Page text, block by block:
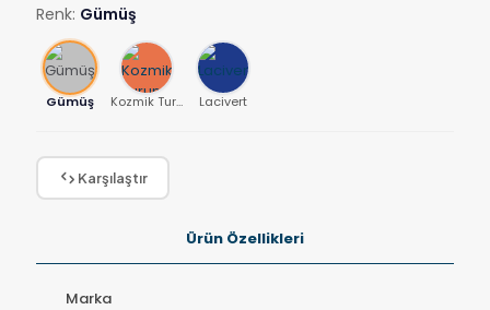
Renk: Gümüş
Gümüş Kozmik Turuncu Lacivert
Karşılaştır
Ürün Özellikleri
Marka